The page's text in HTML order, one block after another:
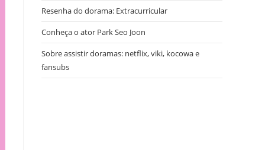
Resenha do dorama: Extracurricular
Conheça o ator Park Seo Joon
Sobre assistir doramas: netflix, viki, kocowa e
fansubs